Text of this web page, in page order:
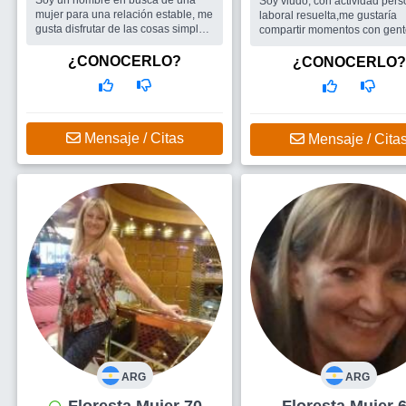
mujer para una relación estable, me
gusta disfrutar de las cosas simples
caminata,un viaje y.compartir
salidas.....
Una mujer,sencilla que le
¿CONOCERLO?
Mensaje / Citas
laboral resuelta,me gustaría
compartir momentos con
alguna dama bienvenida
BuscoENCONTRAR AMIGOS
PARA SALIR Y PASARLA
PARA DISFRUTAR.
¿CONOCERLO?
Mensaje /
ARG ARG